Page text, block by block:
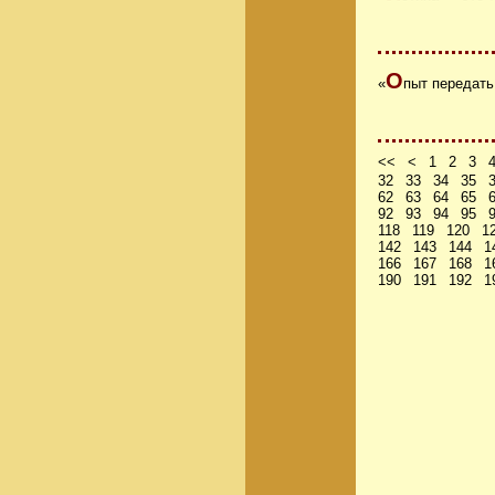
«Опыт
<< < 1 2 3 4
32
33 34 35
62
63 64 65
92
93 94 95
118
119 120
142
143 144
166
167 168
190
191 192